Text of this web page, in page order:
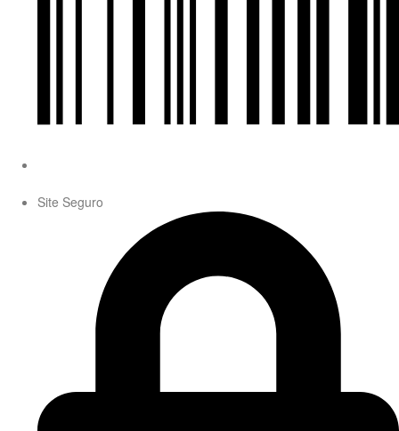
Site Seguro